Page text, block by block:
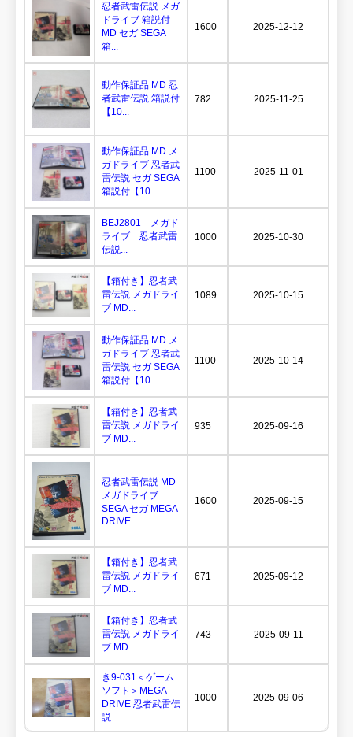
忍者武雷伝説 メガ
ドライブ 箱説付
MD セガ SEGA
箱...
1600 2025-12-12
動作保証品 MD 忍
者武雷伝説 箱説付
【10...
782 2025-11-25
動作保証品 MD メ
ガドライブ 忍者武
雷伝説 セガ SEGA
箱説付【10...
1100 2025-11-01
BEJ2801 メガド
ライブ 忍者武雷
伝説...
1000 2025-10-30
【箱付き】忍者武
雷伝説 メガドライ
ブ MD...
1089 2025-10-15
動作保証品 MD メ
ガドライブ 忍者武
雷伝説 セガ SEGA
箱説付【10...
1100 2025-10-14
【箱付き】忍者武
雷伝説 メガドライ
ブ MD...
935 2025-09-16
忍者武雷伝説 MD
メガドライブ
SEGA セガ MEGA
DRIVE...
1600 2025-09-15
【箱付き】忍者武
雷伝説 メガドライ
ブ MD...
671 2025-09-12
【箱付き】忍者武
雷伝説 メガドライ
ブ MD...
743 2025-09-11
き9-031＜ゲーム
ソフト＞MEGA
DRIVE 忍者武雷伝
説...
1000 2025-09-06